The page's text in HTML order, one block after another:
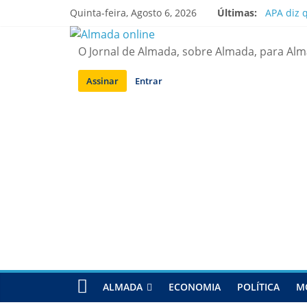
Quinta-feira, Agosto 6, 2026 Últimas:
APA diz
Ponte
O Jornal de Almada, sobre Almada, para
Assinar Entrar
ALMADA ECONOMIA POLÍTICA